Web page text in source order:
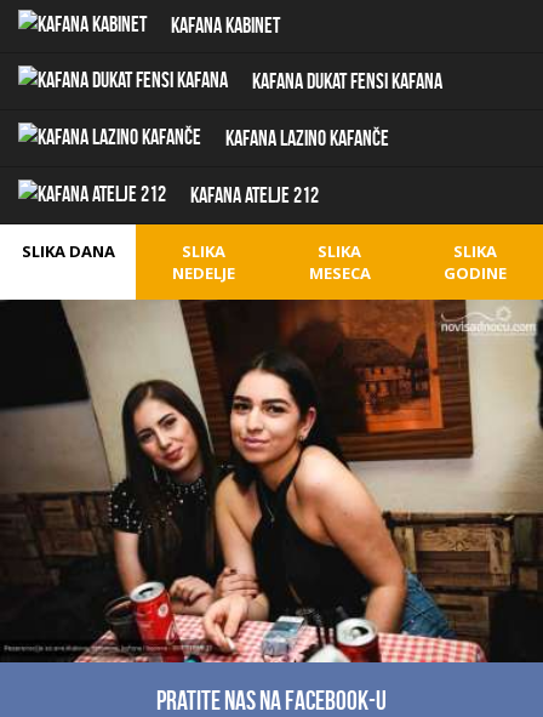
Kafana Kabinet
Kafana Dukat Fensi Kafana
Kafana Lazino Kafanče
Kafana Atelje 212
SLIKA DANA
SLIKA
NEDELJE
SLIKA
MESECA
SLIKA
GODINE
Pratite nas na facebook-u